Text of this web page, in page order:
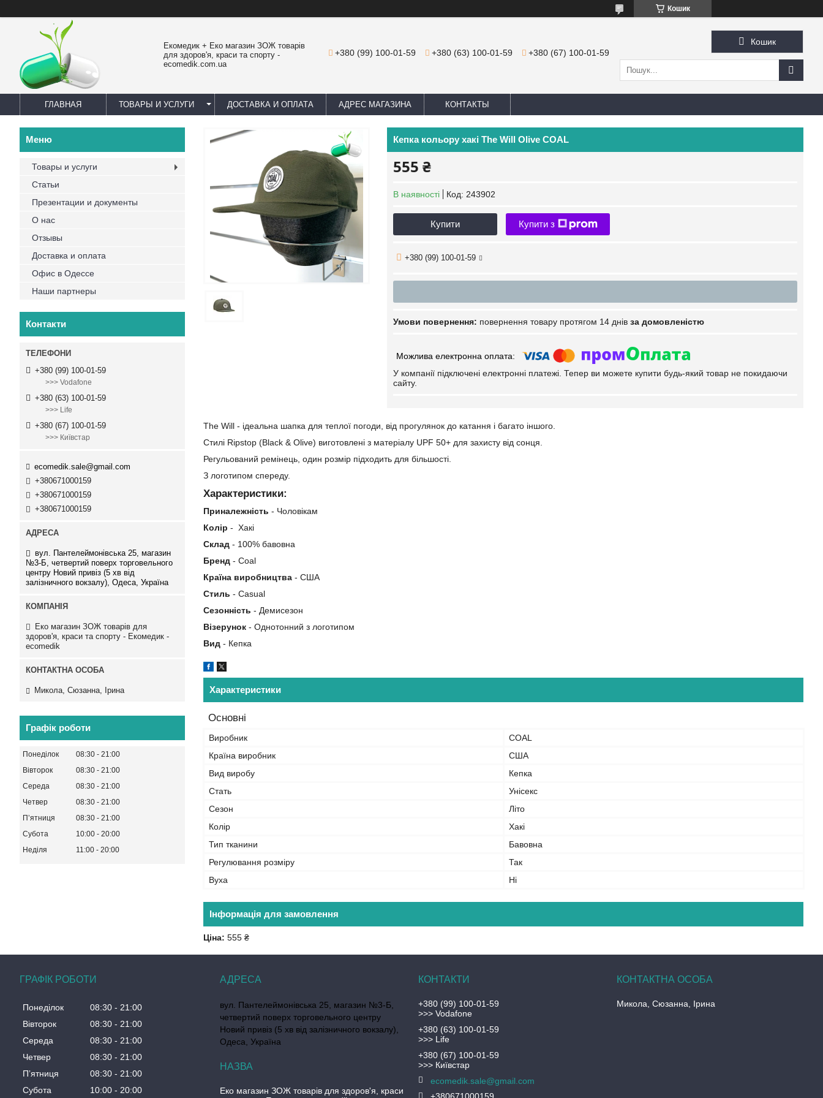
Кошик
Екомедик + Еко магазин ЗОЖ товарів
для здоров'я, краси та спорту -
ecomedik.com.ua
+380 (99) 100-01-59 +380 (63) 100-01-59 +380 (67) 100-01-59
Кошик
ГЛАВНАЯ ТОВАРЫ И УСЛУГИ ДОСТАВКА И ОПЛАТА АДРЕС МАГАЗИНА КОНТАКТЫ
Кепка кольору хакі The Will Olive COAL
555 ₴
В наявності Код: 243902
Купити Купити з
+380 (99) 100-01-59
повернення товару протягом 14 днів за домовленістю
У компанії підключені електронні платежі. Тепер ви можете купити будь-який товар не покидаючи
сайту.
The Will - ідеальна шапка для теплої погоди, від прогулянок до катання і багато іншого.
Стилі Ripstop (Black & Olive) виготовлені з матеріалу UPF 50+ для захисту від сонця.
Регульований ремінець, один розмір підходить для більшості.
З логотипом спереду.
Характеристики:
Приналежність - Чоловікам
Колір - Хакі
Склад - 100% бавовна
Бренд - Coal
Країна виробництва - США
Стиль - Casual
Сезонність - Демисезон
Візерунок - Однотонний з логотипом
Вид - Кепка
Характеристики
Основні
Виробник
COAL
Країна виробник
США
Вид виробу
Кепка
Стать
Унісекс
Сезон
Літо
Колір
Хакі
Тип тканини
Бавовна
Регулювання розміру
Так
Вуха
Ні
Інформація для замовлення
Ціна: 555 ₴
Товары и услуги
Статьи
Презентации и документы
О нас
Отзывы
Доставка и оплата
Офис в Одессе
Наши партнеры
Контакти
+380 (99) 100-01-59
>>> Vodafone
+380 (63) 100-01-59
>>> Life
+380 (67) 100-01-59
>>> Київстар
ecomedik.sale@gmail.com
+380671000159
+380671000159
+380671000159
вул. Пантелеймонівська 25, магазин
№3-Б, четвертий поверх торговельного
центру Новий привіз (5 хв від
залізничного вокзалу), Одеса, Україна
Еко магазин ЗОЖ товарів для
здоров'я, краси та спорту - Екомедик -
ecomedik
Микола, Сюзанна, Ірина
Графік роботи
Понеділок 08:30
21:00
Вівторок
08:30
21:00
Середа
08:30
21:00
Четвер
08:30
21:00
Пʼятниця
08:30
21:00
Субота
10:00
20:00
Неділя
11:00 20:00
ГРАФІК РОБОТИ
Понеділок 08:30
21:00
Вівторок
08:30
21:00
Середа
08:30
21:00
Четвер
08:30
21:00
Пʼятниця
08:30
21:00
Субота
10:00 20:00
вул. Пантелеймонівська 25, магазин №3-Б,
четвертий поверх торговельного центру
Новий привіз (5 хв від залізничного вокзалу),
Одеса, Україна
Еко магазин ЗОЖ товарів для здоров'я, краси
+380 (99) 100-01-59
>>> Vodafone
+380 (63) 100-01-59
>>> Life
+380 (67) 100-01-59
>>> Київстар
ecomedik.sale@gmail.com
Микола, Сюзанна, Ірина